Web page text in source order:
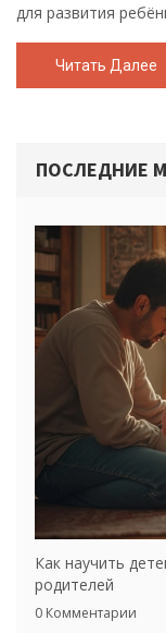
для развития
Читать Далее
ПОСЛЕДНИЕ
Как научить
родителей
0 Комментарии